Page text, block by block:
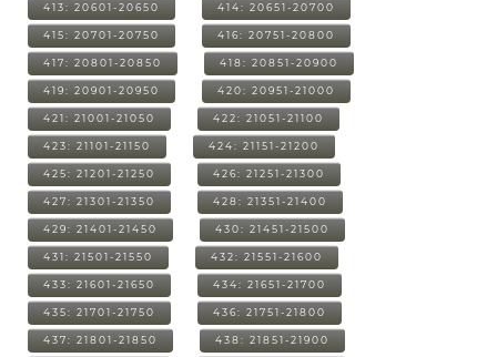
413: 20601-20650 414: 20651-20700
415: 20701-20750 416: 20751-20800
417: 20801-20850 418: 20851-20900
419: 20901-20950 420: 20951-21000
421: 21001-21050 422: 21051-21100
423: 21101-21150 424: 21151-21200
425: 21201-21250 426: 21251-21300
427: 21301-21350 428: 21351-21400
429: 21401-21450 430: 21451-21500
431: 21501-21550 432: 21551-21600
433: 21601-21650 434: 21651-21700
435: 21701-21750 436: 21751-21800
437: 21801-21850 438: 21851-21900